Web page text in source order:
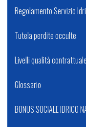
Regolamento Servizio
Tutela perdite occulte
Livelli qualità contrattuale
Glossario
BONUS SOCIALE IDRICO